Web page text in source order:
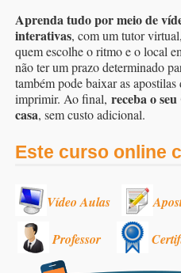
Aprenda tudo por meio de
interativas, com um tutor
quem escolhe o ritmo e o local
não ter um prazo determinado
também pode baixar as
imprimir. Ao final, receba o
casa, sem custo adicional.
Este curso online
Vídeo Aulas
Professor